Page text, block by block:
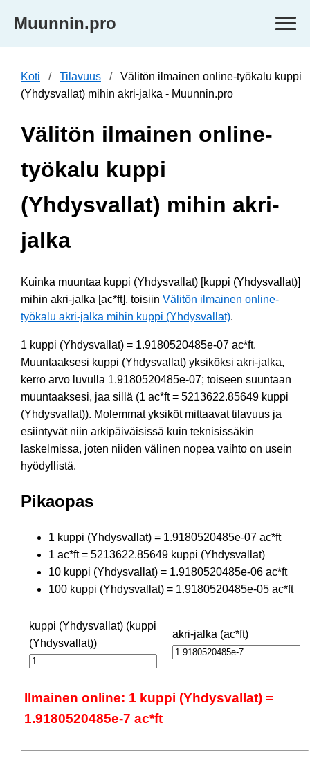
Muunnin.pro
Koti Tilavuus
Välitön ilmainen online-työkalu kuppi
(Yhdysvallat) mihin akri-jalka - Muunnin.pro
Välitön ilmainen online-
työkalu kuppi
(Yhdysvallat) mihin akri-
jalka
Kuinka muuntaa kuppi (Yhdysvallat) [kuppi (Yhdysvallat)]
mihin akri-jalka [ac*ft], toisiin Välitön ilmainen online-
työkalu akri-jalka mihin kuppi (Yhdysvallat).
1 kuppi (Yhdysvallat) = 1.9180520485e-07 ac*ft.
Muuntaaksesi kuppi (Yhdysvallat) yksiköksi akri-jalka,
kerro arvo luvulla 1.9180520485e-07; toiseen suuntaan
muuntaaksesi, jaa sillä (1 ac*ft = 5213622.85649 kuppi
(Yhdysvallat)). Molemmat yksiköt mittaavat tilavuus ja
esiintyvät niin arkipäiväisissä kuin teknisissäkin
laskelmissa, joten niiden välinen nopea vaihto on usein
hyödyllistä.
Pikaopas
1 kuppi (Yhdysvallat) = 1.9180520485e-07 ac*ft
1 ac*ft = 5213622.85649 kuppi (Yhdysvallat)
10 kuppi (Yhdysvallat) = 1.9180520485e-06 ac*ft
100 kuppi (Yhdysvallat) = 1.9180520485e-05 ac*ft
kuppi (Yhdysvallat) (kuppi
(Yhdysvallat))
akri-jalka (ac*ft)
Ilmainen online: 1 kuppi (Yhdysvallat) =
1.9180520485e-7 ac*ft